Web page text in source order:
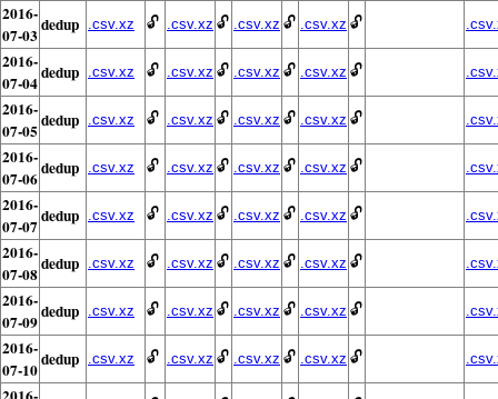
2016-
07-03dedup .csv.xz 🔓 .csv.xz 🔓 .csv.xz 🔓 .csv.xz 🔓
2016-
07-04dedup .csv.xz 🔓 .csv.xz 🔓 .csv.xz 🔓 .csv.xz 🔓
2016-
07-05 dedup .csv.xz 🔓 .csv.xz 🔓 .csv.xz 🔓 .csv.xz 🔓
2016-
07-06dedup .csv.xz 🔓 .csv.xz 🔓 .csv.xz 🔓 .csv.xz 🔓
2016-
07-07dedup .csv.xz 🔓 .csv.xz 🔓 .csv.xz 🔓 .csv.xz 🔓
2016-
07-08dedup .csv.xz 🔓 .csv.xz 🔓 .csv.xz 🔓 .csv.xz 🔓
2016-
07-09dedup .csv.xz 🔓 .csv.xz 🔓 .csv.xz 🔓 .csv.xz 🔓
2016-
07-10dedup .csv.xz 🔓 .csv.xz 🔓 .csv.xz 🔓 .csv.xz 🔓